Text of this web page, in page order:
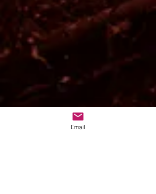
Email